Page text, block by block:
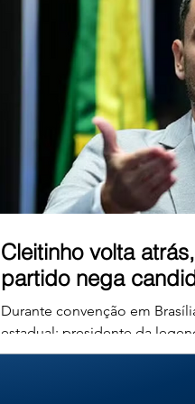
Cleitinho volta
partido nega
Durante convenção em
estadual; presidente da
deliberativa e manteve